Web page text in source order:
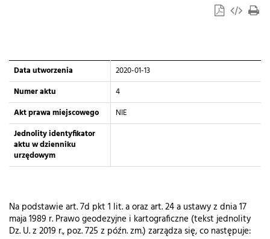
Data utworzenia
2020-01-13
Numer aktu
4
Akt prawa miejscowego
NIE
Jednolity identyfikator
aktu w dzienniku
urzędowym
Na podstawie art. 7d pkt 1 lit. a oraz art. 24 a ustawy z dnia 17
maja 1989 r. Prawo geodezyjne i kartograficzne (tekst jednolity
Dz. U. z 2019 r., poz. 725 z późn. zm.) zarządza się, co następuje: